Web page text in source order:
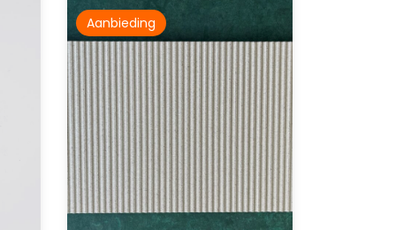
Aanbieding